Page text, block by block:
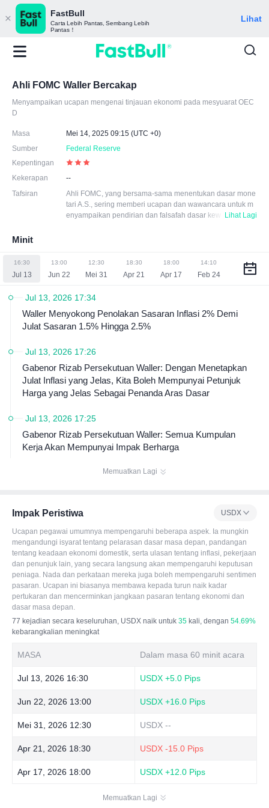
FastBull
Carta Lebih Pantas, Sembang Lebih
Pantas！
Lihat
Ahli FOMC Waller Bercakap
Menyampaikan ucapan mengenai tinjauan ekonomi pada mesyuarat OEC
D
Masa
Mei 14, 2025 09:15 (UTC +0)
Sumber
Federal Reserve
Kepentingan
Kekerapan
--
Tafsiran
Lihat Lagi
Ahli FOMC, yang bersama-sama menentukan dasar mone
tari A.S., sering memberi ucapan dan wawancara untuk m
enyampaikan pendirian dan falsafah dasar kew
gkan dan membahaskan pilihan dasar yang berbeza dan
kemudian mengundi sama ada untuk menukar kadar pena
nda aras atau mengambil langkah dasar monetari yang lai
Minit
16:30
Jul 13
13:00
Jun 22
12:30
Mei 31
18:30
Apr 21
18:00
Apr 17
14:10
Feb 24
Jul 13, 2026 17:34
Waller Menyokong Penolakan Sasaran Inflasi 2% Demi
Julat Sasaran 1.5% Hingga 2.5%
Jul 13, 2026 17:26
Gabenor Rizab Persekutuan Waller: Dengan Menetapkan
Julat Inflasi yang Jelas, Kita Boleh Mempunyai Petunjuk
Harga yang Jelas Sebagai Penanda Aras Dasar
Jul 13, 2026 17:25
Gabenor Rizab Persekutuan Waller: Semua Kumpulan
Kerja Akan Mempunyai Impak Berharga
Memuatkan Lagi
Impak Peristiwa USDX
Ucapan pegawai umumnya mempengaruhi beberapa aspek. Ia mungkin
mengandungi isyarat tentang pelarasan dasar masa depan, pandangan
tentang keadaan ekonomi domestik, serta ulasan tentang inflasi, pekerjaan
dan penunjuk lain, yang secara langsung akan mempengaruhi keputusan
peniaga. Nada dan perkataan mereka juga boleh mempengaruhi sentimen
pasaran. Ucapan ini biasanya membawa kepada turun naik kadar
pertukaran dan mencerminkan jangkaan pasaran tentang ekonomi dan
dasar masa depan.
77 kejadian secara keseluruhan, USDX naik untuk 35 kali, dengan 54.69%
kebarangkalian meningkat
MASA Dalam masa 60 minit acara
Jul 13, 2026 16:30 USDX +5.0 Pips
Jun 22, 2026 13:00 USDX +16.0 Pips
Mei 31, 2026 12:30 USDX --
Apr 21, 2026 18:30 USDX -15.0 Pips
Apr 17, 2026 18:00 USDX +12.0 Pips
Memuatkan Lagi